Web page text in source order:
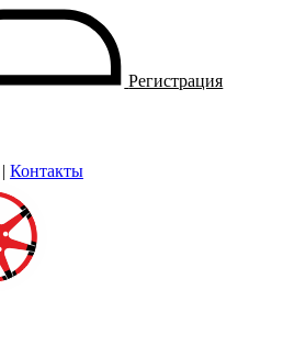
Регистрация
| Контакты